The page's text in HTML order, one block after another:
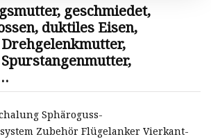
geschmiedet,
duktiles Eisen,
Sphäroguss-
Zubehör Flügelanker Vierkant-